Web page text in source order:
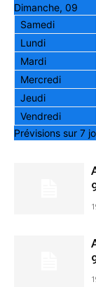
Dimanche, 09
Samedi
Lundi
Mardi
Mercredi
Jeudi
Vendredi
Prévisions sur 7